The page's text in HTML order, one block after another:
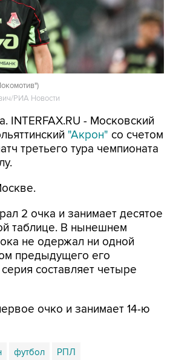
РИА Новости
INTERFAX.RU - Московский
"Акрон" со счетом
третьего тура чемпионата
2 очка и занимает десятое
таблице. В нынешнем
не одержал ни одной
предыдущего его
составляет четыре
очко и занимает 14-ю
футбол РПЛ